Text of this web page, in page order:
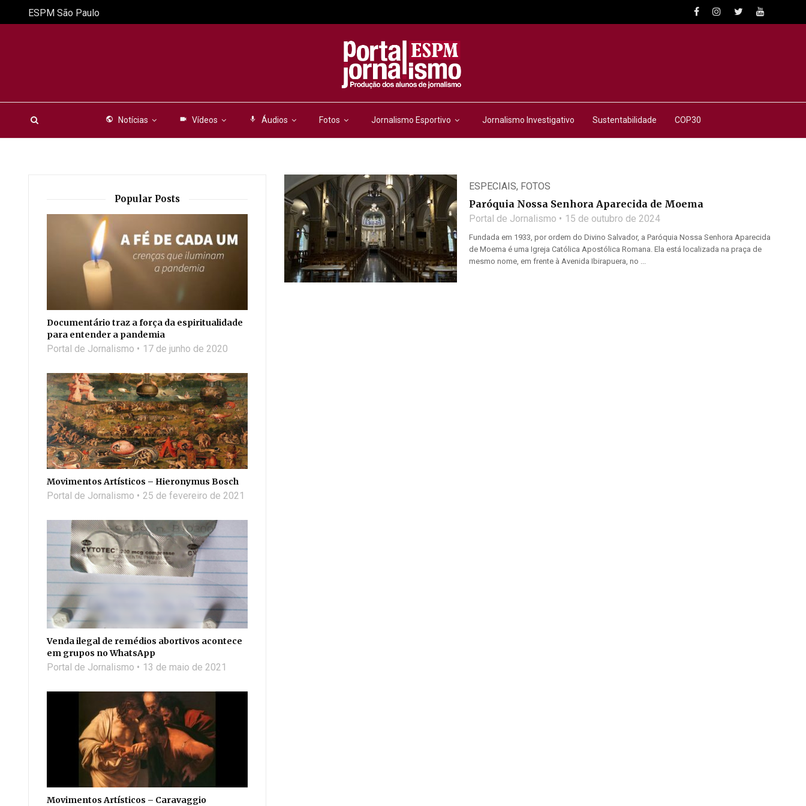
public Notícias videocam Vídeos mic Áudios Fotos Jornalismo Esportivo Jornalismo Investigativo Sustentabilidade COP30
ESPM São Paulo
ESPECIAIS, FOTOS
Paróquia Nossa Senhora Aparecida de Moema
Portal de Jornalismo 15 de outubro de 2024
Fundada em 1933, por ordem do Divino Salvador, a Paróquia Nossa Senhora Aparecida
de Moema é uma Igreja Católica Apostólica Romana. Ela está localizada na praça de
mesmo nome, em frente à Avenida Ibirapuera, no ...
Popular Posts
Documentário traz a força da espiritualidade
para entender a pandemia
Portal de Jornalismo 17 de junho de 2020
Movimentos Artísticos – Hieronymus Bosch
Portal de Jornalismo 25 de fevereiro de 2021
Venda ilegal de remédios abortivos acontece
em grupos no WhatsApp
Portal de Jornalismo 13 de maio de 2021
Movimentos Artísticos – Caravaggio